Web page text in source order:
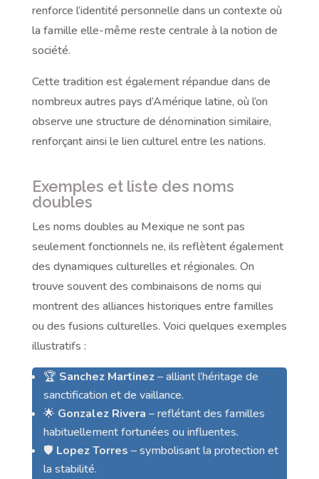
renforce l’identité personnelle dans un contexte où
la famille elle-même reste centrale à la notion de
société.
Cette tradition est également répandue dans de
nombreux autres pays d’Amérique latine, où l’on
observe une structure de dénomination similaire,
renforçant ainsi le lien culturel entre les nations.
Exemples et liste des noms
doubles
Les noms doubles au Mexique ne sont pas
seulement fonctionnels ne, ils reflètent également
des dynamiques culturelles et régionales. On
trouve souvent des combinaisons de noms qui
montrent des alliances historiques entre familles
ou des fusions culturelles. Voici quelques exemples
illustratifs :
🏆 Sanchez Martinez– alliant l’héritage de
sanctification et de vaillance.
🌟 Gonzalez Rivera – reflétant des familles
habituellement fortunées ou influentes.
🛡️ Lopez Torres – symbolisant la protection et
la stabilité.